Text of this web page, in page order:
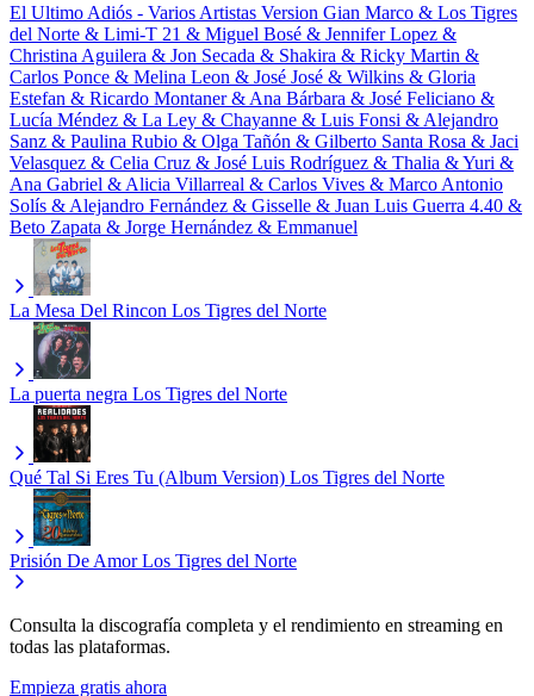
El Ultimo Adiós - Varios Artistas Version Gian Marco & Los Tigres
del Norte & Limi-T 21 & Miguel Bosé & Jennifer Lopez &
Christina Aguilera & Jon Secada & Shakira & Ricky Martin &
Carlos Ponce & Melina Leon & José José & Wilkins & Gloria
Estefan & Ricardo Montaner & Ana Bárbara & José Feliciano &
Lucía Méndez & La Ley & Chayanne & Luis Fonsi & Alejandro
Sanz & Paulina Rubio & Olga Tañón & Gilberto Santa Rosa & Jaci
Velasquez & Celia Cruz & José Luis Rodríguez & Thalia & Yuri &
Ana Gabriel & Alicia Villarreal & Carlos Vives & Marco Antonio
Solís & Alejandro Fernández & Gisselle & Juan Luis Guerra 4.40 &
Beto Zapata & Jorge Hernández & Emmanuel
La Mesa Del Rincon Los Tigres del Norte
La puerta negra Los Tigres del Norte
Qué Tal Si Eres Tu (Album Version) Los Tigres del Norte
Prisión De Amor Los Tigres del Norte
Consulta la discografía completa y el rendimiento en streaming en
todas las plataformas.
Empieza gratis ahora